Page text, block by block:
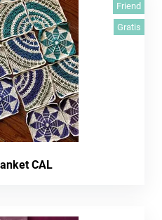
Friend
Gratis
CAL